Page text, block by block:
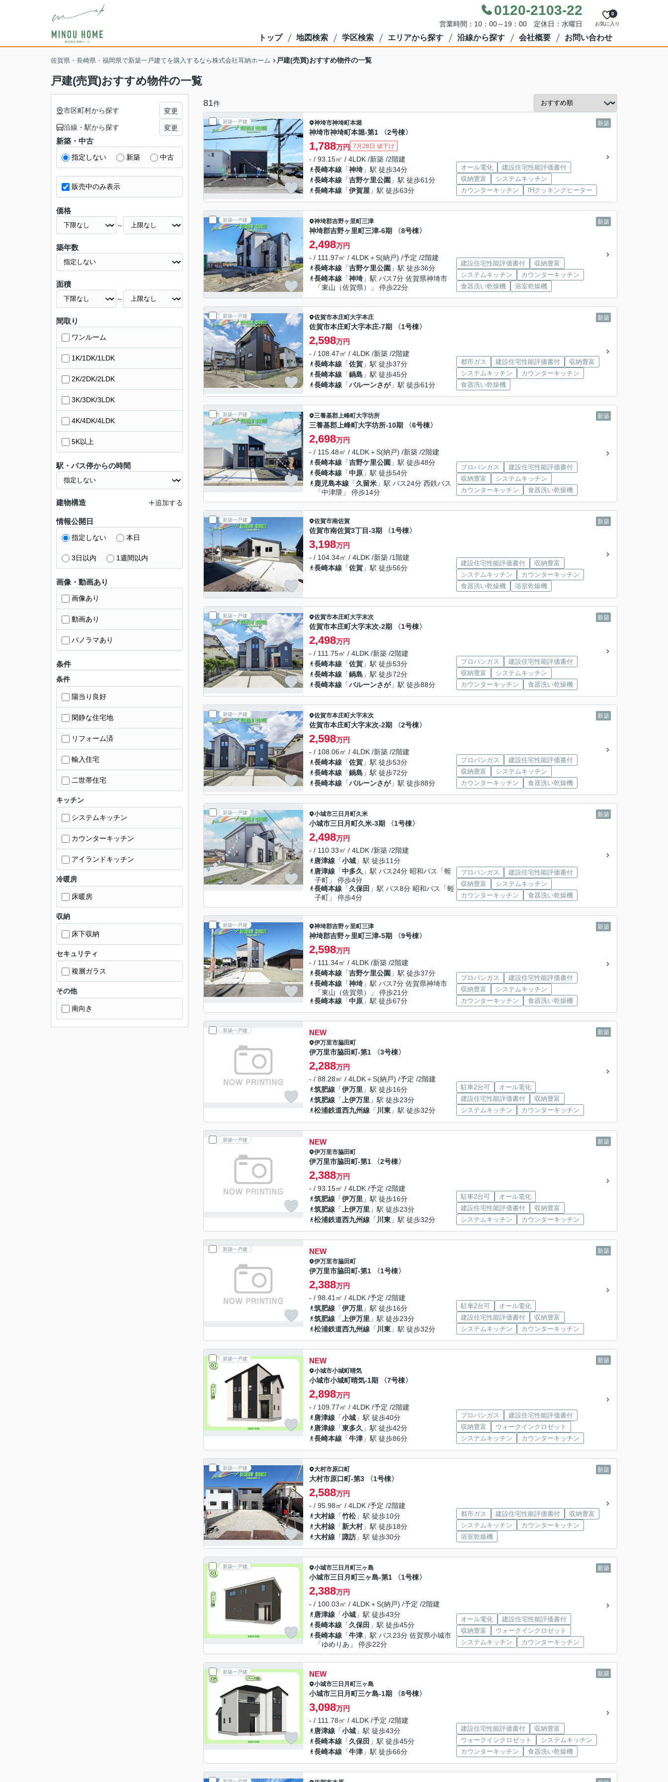
0120-2103-22
営業時間：10：00～19：00 定休日：水曜日 お気に入り
0
トップ 地図検索 学区検索 エリアから探す 沿線から探す 会社概要 お問い合わせ
佐賀県・長崎県・福岡県で新築一戸建てを購入するなら株式会社耳納ホーム 戸建(売買)おすすめ物件の一覧
戸建(売買)おすすめ物件の一覧
81件
新築一戸建 新築
神埼市神埼町本堀
神埼市神埼町本堀-第1 〈2号棟〉
1,788万円 7月28日 値下げ
- / 93.15㎡ / 4LDK /新築 /2階建
長崎本線 「神埼 」駅 徒歩34分
長崎本線 「吉野ケ里公園 」駅 徒歩61分
長崎本線 「伊賀屋 」駅 徒歩63分
オール電化
建設住宅性能評価書付
収納豊富
システムキッチン
カウンターキッチン
IHクッキングヒーター
新築一戸建 新築
神埼郡吉野ヶ里町三津
神埼郡吉野ヶ里町三津-6期 〈8号棟〉
2,498万円
- / 111.97㎡ / 4LDK＋S(納戸) /予定 /2階建
長崎本線 「吉野ケ里公園 」駅 徒歩36分
長崎本線 「神埼 」駅 バス7分 佐賀県神埼市
「東山（佐賀県）」 停歩22分
建設住宅性能評価書付
収納豊富
システムキッチン
カウンターキッチン
食器洗い乾燥機
浴室乾燥機
新築一戸建 新築
佐賀市本庄町大字本庄
佐賀市本庄町大字本庄-7期 〈1号棟〉
2,598万円
- / 108.47㎡ / 4LDK /新築 /2階建
長崎本線 「佐賀 」駅 徒歩37分
長崎本線 「鍋島 」駅 徒歩45分
長崎本線 「バルーンさが」駅 徒歩61分
都市ガス 建設住宅性能評価書付
収納豊富
システムキッチン
カウンターキッチン
食器洗い乾燥機
新築一戸建 新築
三養基郡上峰町大字坊所
三養基郡上峰町大字坊所-10期 〈6号棟〉
2,698万円
- / 115.48㎡ / 4LDK＋S(納戸) /新築 /2階建
長崎本線 「吉野ケ里公園 」駅 徒歩48分
長崎本線 「中原 」駅 徒歩54分
鹿児島本線 「久留米 」駅 バス24分 西鉄バス
「中津隈」 停歩14分
プロパンガス
建設住宅性能評価書付
収納豊富
システムキッチン
カウンターキッチン
食器洗い乾燥機
新築一戸建 新築
佐賀市南佐賀
佐賀市南佐賀3丁目-3期 〈1号棟〉
3,198万円
- / 104.34㎡ / 4LDK /新築 /1階建
長崎本線 「佐賀 」駅 徒歩56分
建設住宅性能評価書付
収納豊富
システムキッチン
カウンターキッチン
食器洗い乾燥機
浴室乾燥機
新築一戸建 新築
佐賀市本庄町大字末次
佐賀市本庄町大字末次-2期 〈1号棟〉
2,498万円
- / 111.75㎡ / 4LDK /新築 /2階建
長崎本線 「佐賀 」駅 徒歩53分
長崎本線 「鍋島 」駅 徒歩72分
長崎本線 「バルーンさが」駅 徒歩88分
プロパンガス
建設住宅性能評価書付
収納豊富
システムキッチン
カウンターキッチン
食器洗い乾燥機
新築一戸建 新築
佐賀市本庄町大字末次
佐賀市本庄町大字末次-2期 〈2号棟〉
2,598万円
- / 108.06㎡ / 4LDK /新築 /2階建
長崎本線 「佐賀 」駅 徒歩53分
長崎本線 「鍋島 」駅 徒歩72分
長崎本線 「バルーンさが」駅 徒歩88分
プロパンガス
建設住宅性能評価書付
収納豊富
システムキッチン
カウンターキッチン
食器洗い乾燥機
新築一戸建 新築
小城市三日月町久米
小城市三日月町久米-3期 〈1号棟〉
2,498万円
- / 110.33㎡ / 4LDK /新築 /2階建
唐津線 「小城 」駅 徒歩11分
唐津線 「中多久 」駅 バス24分 昭和バス「蛭
子町」 停歩4分
長崎本線 「久保田 」駅 バス8分 昭和バス「蛭
子町」 停歩4分
プロパンガス
建設住宅性能評価書付
収納豊富
システムキッチン
カウンターキッチン
食器洗い乾燥機
新築一戸建 新築
神埼郡吉野ヶ里町三津
神埼郡吉野ヶ里町三津-5期 〈9号棟〉
2,598万円
- / 111.34㎡ / 4LDK /新築 /2階建
長崎本線 「吉野ケ里公園 」駅 徒歩37分
長崎本線 「神埼 」駅 バス7分 佐賀県神埼市
「東山（佐賀県）」 停歩21分
長崎本線 「中原 」駅 徒歩67分
プロパンガス
建設住宅性能評価書付
収納豊富
システムキッチン
カウンターキッチン
食器洗い乾燥機
新築一戸建 新築
NEW
伊万里市脇田町
伊万里市脇田町-第1 〈3号棟〉
2,288万円
- / 88.28㎡ / 4LDK＋S(納戸) /予定 /2階建
筑肥線 「伊万里 」駅 徒歩16分
筑肥線 「 上伊万里 」駅 徒歩23分
松浦鉄道西九州線 「 川東 」駅 徒歩32分
駐車2台可
オール電化
建設住宅性能評価書付
収納豊富
システムキッチン
カウンターキッチン
新築一戸建 新築
NEW
伊万里市脇田町
伊万里市脇田町-第1 〈2号棟〉
2,388万円
- / 93.15㎡ / 4LDK /予定 /2階建
筑肥線 「伊万里 」駅 徒歩16分
筑肥線 「 上伊万里 」駅 徒歩23分
松浦鉄道西九州線 「 川東 」駅 徒歩32分
駐車2台可
オール電化
建設住宅性能評価書付
収納豊富
システムキッチン
カウンターキッチン
新築一戸建 新築
NEW
伊万里市脇田町
伊万里市脇田町-第1 〈1号棟〉
2,388万円
- / 98.41㎡ / 4LDK /予定 /2階建
筑肥線 「伊万里 」駅 徒歩16分
筑肥線 「 上伊万里 」駅 徒歩23分
松浦鉄道西九州線 「 川東 」駅 徒歩32分
駐車2台可
オール電化
建設住宅性能評価書付
収納豊富
システムキッチン
カウンターキッチン
新築一戸建 新築
NEW
小城市小城町晴気
小城市小城町晴気-1期 〈7号棟〉
2,898万円
- / 109.77㎡ / 4LDK /予定 /2階建
唐津線 「小城 」駅 徒歩40分
唐津線 「東多久 」駅 徒歩42分
長崎本線 「牛津 」駅 徒歩86分
プロパンガス
建設住宅性能評価書付
収納豊富
ウォークインクロゼット
システムキッチン
カウンターキッチン
新築一戸建 新築
大村市原口町
大村市原口町-第3 〈1号棟〉
2,588万円
- / 95.98㎡ / 4LDK /予定 /2階建
大村線 「竹松」駅 徒歩10分
大村線 「新大村」駅 徒歩18分
大村線 「諏訪 」駅 徒歩30分
都市ガス 建設住宅性能評価書付
収納豊富
システムキッチン
カウンターキッチン
浴室乾燥機
新築一戸建 新築
小城市三日月町三ヶ島
小城市三日月町三ヶ島-第1 〈1号棟〉
2,388万円
- / 100.03㎡ / 4LDK＋S(納戸) /予定 /2階建
唐津線 「小城 」駅 徒歩43分
長崎本線 「久保田 」駅 徒歩45分
長崎本線 「牛津 」駅 バス23分 佐賀県小城市
「ゆめりあ」 停歩22分
オール電化
建設住宅性能評価書付
収納豊富
ウォークインクロゼット
システムキッチン
カウンターキッチン
新築一戸建 新築
NEW
小城市三日月町三ヶ島
小城市三日月町三ケ島-1期 〈8号棟〉
3,098万円
- / 111.78㎡ / 4LDK /予定 /2階建
唐津線 「小城 」駅 徒歩43分
長崎本線 「久保田 」駅 徒歩45分
長崎本線 「牛津 」駅 徒歩66分
建設住宅性能評価書付
収納豊富
ウォークインクロゼット
システムキッチン
カウンターキッチン
食器洗い乾燥機
市区町村から探す 変更
沿線・駅から探す 変更
新築・中古
指定しない 新築 中古
販売中のみ表示
価格
～
築年数
面積
～
間取り
ワンルーム
1K/1DK/1LDK
2K/2DK/2LDK
3K/3DK/3LDK
4K/4DK/4LDK
5K以上
駅・バス停からの時間
建物構造 追加する
情報公開日
指定しない 本日
3日以内 1週間以内
画像・動画あり
画像あり
動画あり
パノラマあり
条件
条件
陽当り良好
閑静な住宅地
リフォーム済
輸入住宅
二世帯住宅
キッチン
システムキッチン
カウンターキッチン
アイランドキッチン
冷暖房
床暖房
収納
床下収納
セキュリティ
複層ガラス
その他
南向き